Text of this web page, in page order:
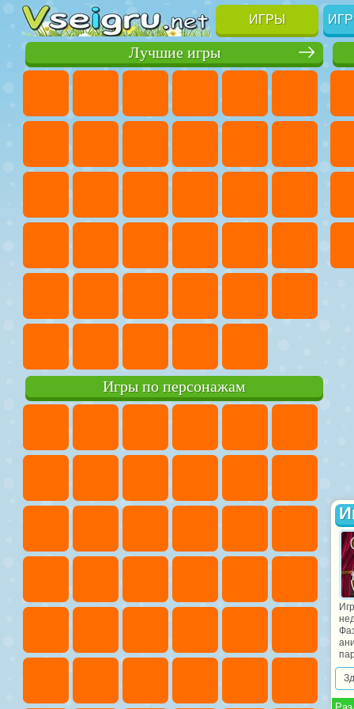
ИГРЫ
Лучшие игры
Игры по персонажам